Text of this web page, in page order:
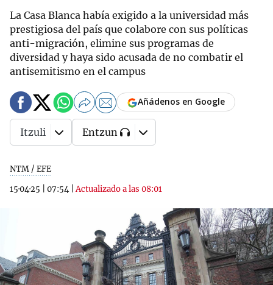
La Casa Blanca había exigido a la universidad más
prestigiosa del país que colabore con sus políticas
anti-migración, elimine sus programas de
diversidad y haya sido acusada de no combatir el
antisemitismo en el campus
NTM / EFE
15·04·25
07:54 |Actualizado a las 08:01
Añádenos en Google
Itzuli Entzun